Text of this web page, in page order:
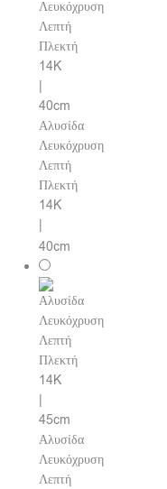
Αλυσίδα
Λευκόχρυση
Λεπτή
Πλεκτή
14K
|
40cm
Αλυσίδα
Λευκόχρυση
Λεπτή